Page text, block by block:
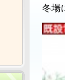
冬場